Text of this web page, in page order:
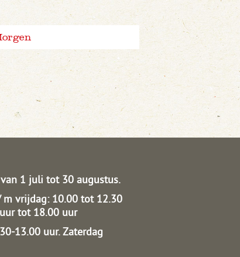
1 juli tot 30 augustus.
m vrijdag: 10.00 tot 12.30
tot 18.00 uur
13.00 uur.Zaterdag